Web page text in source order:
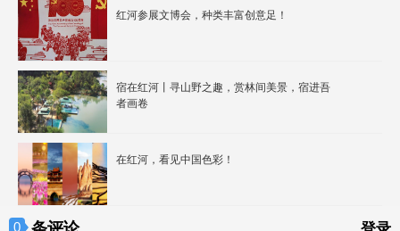
红河参展文博会，种类丰富创意足！
宿在红河丨寻山野之趣，赏林间美景，宿进吾
者画卷
在红河，看见中国色彩！
0